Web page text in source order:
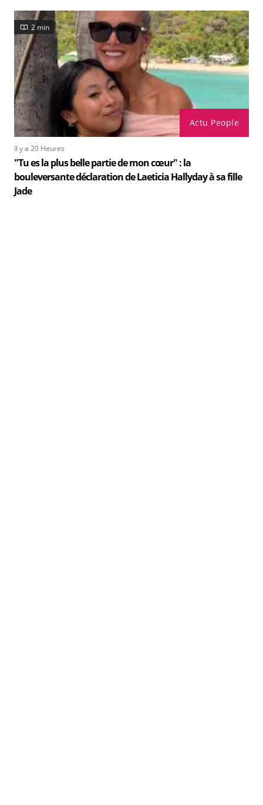
Actu People
2 min
Il y a 20 Heures
"Tu es la plus belle partie de mon cœur" : la
bouleversante déclaration de Laeticia Hallyday à sa fille
Jade